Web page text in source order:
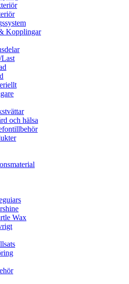
Kopplingar
och hälsa
Wax